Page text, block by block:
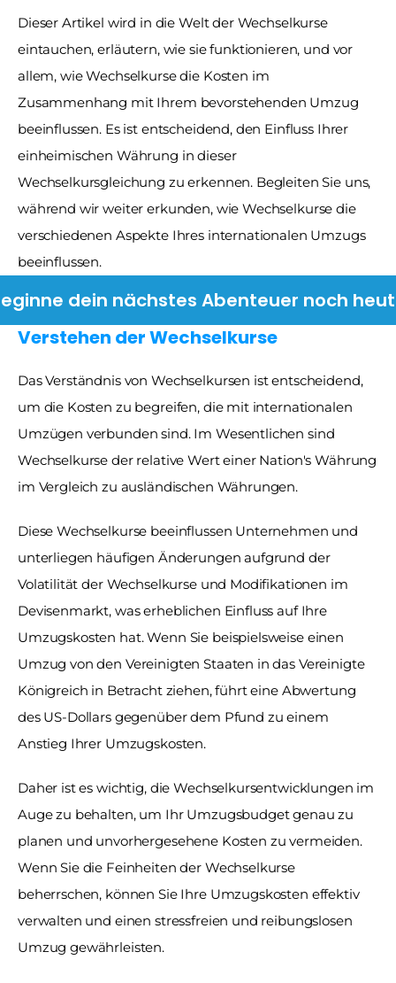
Dieser Artikel wird in die Welt der Wechselkurse
eintauchen, erläutern, wie sie funktionieren, und vor
allem, wie Wechselkurse die Kosten im
Zusammenhang mit Ihrem bevorstehenden Umzug
beeinflussen. Es ist entscheidend, den Einfluss Ihrer
einheimischen Währung in dieser
Wechselkursgleichung zu erkennen. Begleiten Sie uns,
während wir weiter erkunden, wie Wechselkurse die
verschiedenen Aspekte Ihres internationalen Umzugs
beeinflussen.
dein nächstes Abenteuer noch
Verstehen der Wechselkurse
Das Verständnis von Wechselkursen ist entscheidend,
um die Kosten zu begreifen, die mit internationalen
Umzügen verbunden sind. Im Wesentlichen sind
Wechselkurse der relative Wert einer Nation's Währung
im Vergleich zu ausländischen Währungen.
Diese Wechselkurse beeinflussen Unternehmen und
unterliegen häufigen Änderungen aufgrund der
Volatilität der Wechselkurse und Modifikationen im
Devisenmarkt, was erheblichen Einfluss auf Ihre
Umzugskosten hat. Wenn Sie beispielsweise einen
Umzug von den Vereinigten Staaten in das Vereinigte
Königreich in Betracht ziehen, führt eine Abwertung
des US-Dollars gegenüber dem Pfund zu einem
Anstieg Ihrer Umzugskosten.
Daher ist es wichtig, die Wechselkursentwicklungen im
Auge zu behalten, um Ihr Umzugsbudget genau zu
planen und unvorhergesehene Kosten zu vermeiden.
Wenn Sie die Feinheiten der Wechselkurse
beherrschen, können Sie Ihre Umzugskosten effektiv
verwalten und einen stressfreien und reibungslosen
Umzug gewährleisten.